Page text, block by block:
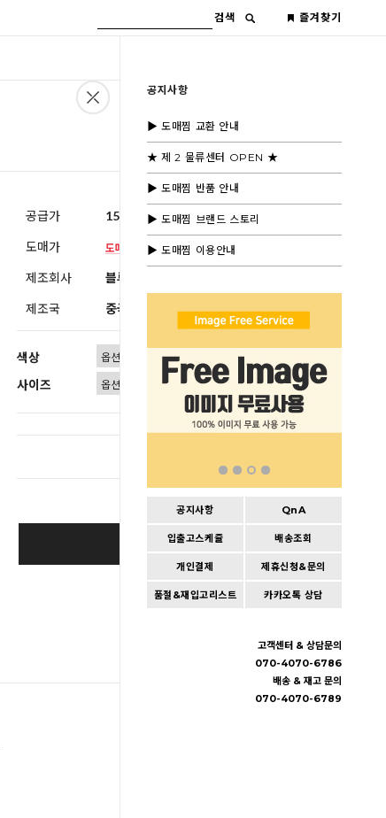
검색 즐겨찾기
공지사항
▶ 도매찜 교환 안내
★ 제 2 물류센터 OPEN ★
▶ 도매찜 반품 안내
▶ 도매찜 브랜드 스토리
▶ 도매찜 이용안내
공지사항 QnA
입출고스케쥴 배송조회
개인결제 제휴신청&문의
품절&재입고리스트 카카오톡 상담
고객센터 & 상담문의
070-4070-6786
배송 & 재고 문의
070-4070-6789
공급가 15,600원 (부가세별도)
도매가
제조회사 블루모드제휴사
제조국 중국
색상
사이즈
BUY IT NOW
Cart | Wishlist